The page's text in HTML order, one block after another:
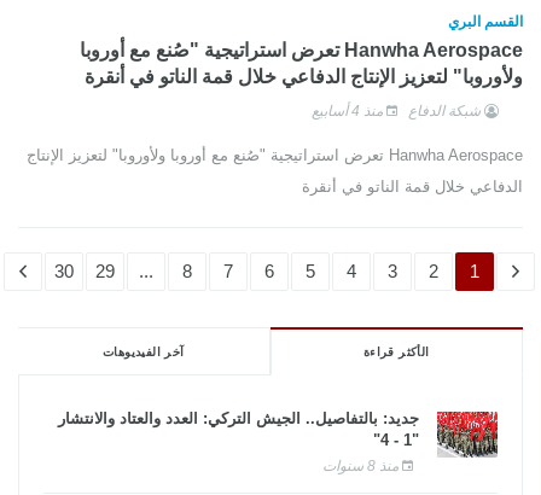
القسم البري
Hanwha Aerospace تعرض استراتيجية "صُنع مع أوروبا
ولأوروبا" لتعزيز الإنتاج الدفاعي خلال قمة الناتو في أنقرة
شبكة الدفاع منذ 4 أسابيع
Hanwha Aerospace تعرض استراتيجية "صُنع مع أوروبا ولأوروبا" لتعزيز الإنتاج
الدفاعي خلال قمة الناتو في أنقرة
1
2
3
4
5
6
7
8
...
29
30
الأكثر قراءة آخر الفيديوهات
جديد: بالتفاصيل.. الجيش التركي: العدد والعتاد والانتشار
"1 - 4"
منذ 8 سنوات